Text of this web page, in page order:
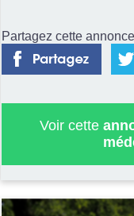
Partagez cette
Voir cette